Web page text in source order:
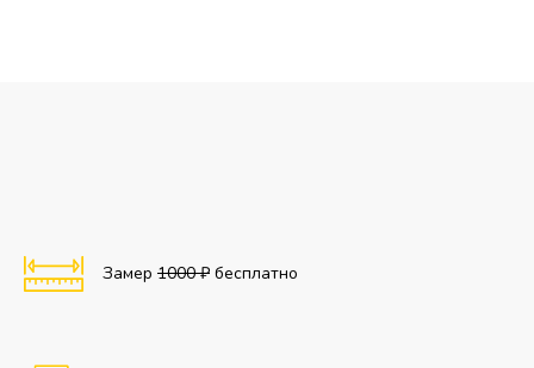
Замер 1000 ₽ бесплатно